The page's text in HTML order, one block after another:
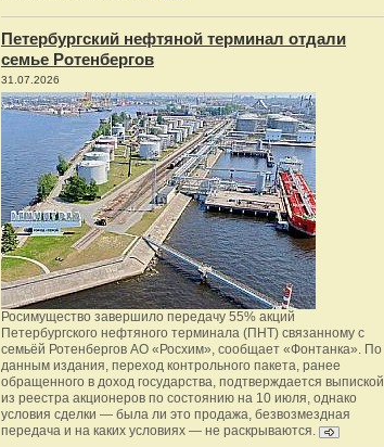
Петербургский нефтяной терминал отдали
семье Ротенбергов
31.07.2026
Росимущество завершило передачу 55% акций
Петербургского нефтяного терминала (ПНТ) связанному с
семьёй Ротенбергов АО «Росхим», сообщает «Фонтанка». По
данным издания, переход контрольного пакета, ранее
обращенного в доход государства, подтверждается выпиской
из реестра акционеров по состоянию на 10 июля, однако
условия сделки — была ли это продажа, безвозмездная
передача и на каких условиях — не раскрываются.